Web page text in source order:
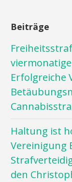
Beiträge
Erfolgreiche
Haltung ist
Vereinigung
den